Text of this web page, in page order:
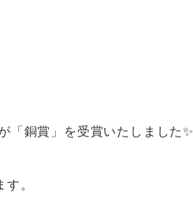
「銅賞」を受賞いたしました✨
。